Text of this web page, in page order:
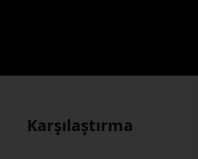
Karşılaştırma